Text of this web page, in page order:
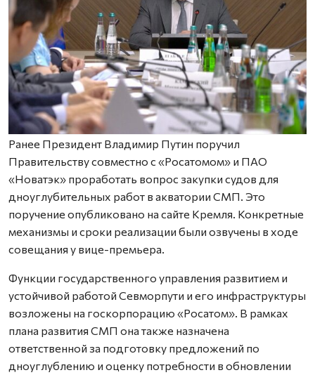
Ранее Президент Владимир Путин поручил
Правительству совместно с «Росатомом» и ПАО
«Новатэк» проработать вопрос закупки судов для
дноуглубительных работ в акватории СМП. Это
поручение опубликовано на сайте Кремля. Конкретные
механизмы и сроки реализации были озвучены в ходе
совещания у вице-премьера.
Функции государственного управления развитием и
устойчивой работой Севморпути и его инфраструктуры
возложены на госкорпорацию «Росатом». В рамках
плана развития СМП она также назначена
ответственной за подготовку предложений по
дноуглублению и оценку потребности в обновлении